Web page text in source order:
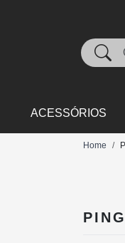
ACESSÓRIOS
Home